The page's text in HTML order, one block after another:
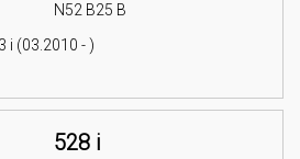
N52 B25 B
i (03.2010 - )
528 i